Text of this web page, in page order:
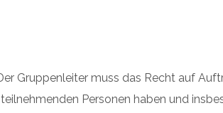
Gruppenleiter muss das Recht auf
Personen haben und